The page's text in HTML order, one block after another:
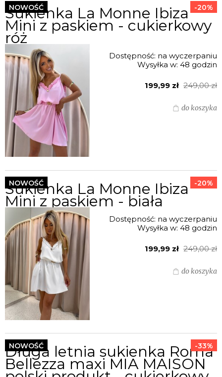
Sukienka La Monne Ibiza
Mini z paskiem - cukierkowy
róż
Dostępność: na wyczerpaniu
Wysyłka w: 48 godzin
199,99 zł 249,00 zł
do koszyka
-20%
NOWOŚĆ
Sukienka La Monne Ibiza
Mini z paskiem - biała
Dostępność: na wyczerpaniu
Wysyłka w: 48 godzin
199,99 zł 249,00 zł
do koszyka
-20%
NOWOŚĆ
Długa letnia sukienka Roma
Bellezza maxi MIA MAISON
-33%
NOWOŚĆ